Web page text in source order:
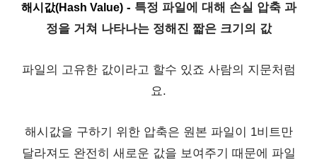
해시값(Hash Val ue)- 특정 파일에 대해 손실 압축 과
정을 거쳐 나타나는 정해진 짧은 크기의 값
파일의 고유한 값이라고 할수 있죠 사람의 지문처럼
요.
해시값을 구하기 위한 압축은 원본 파일이 1비트만
달라져도 완전히 새로운 값을 보여주기 때문에 파일